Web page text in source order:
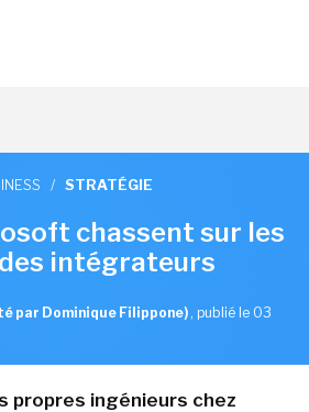
/ STRATÉGIE
chassent sur les
intégrateurs
par Dominique Filippone) , publié le 03
propres ingénieurs chez